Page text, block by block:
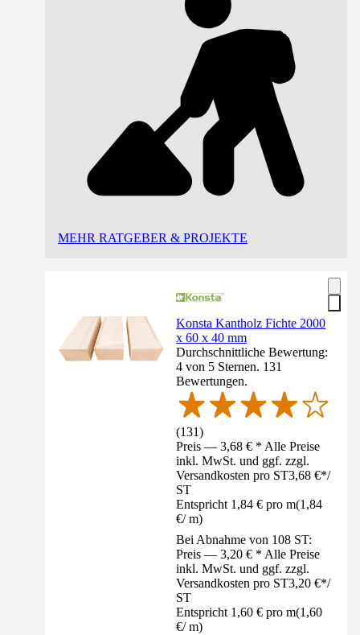
MEHR RATGEBER & PROJEKTE
Konsta Kantholz Fichte 2000
x 60 x 40 mm
Durchschnittliche Bewertung:
4 von 5 Sternen. 131
Bewertungen.
(131)
Preis — 3,68 € * Alle Preise
inkl. MwSt. und ggf. zzgl.
Versandkosten pro ST3,68 €*/
ST
Entspricht 1,84 € pro m(1,84
€/ m)
Bei Abnahme von 108 ST:
Preis — 3,20 € * Alle Preise
inkl. MwSt. und ggf. zzgl.
Versandkosten pro ST3,20 €*/
ST
Entspricht 1,60 € pro m(1,60
€/ m)